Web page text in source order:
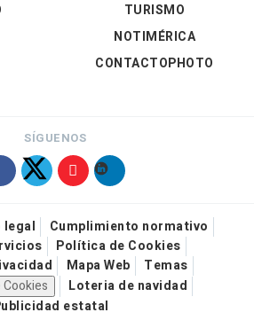
TURISMO
NOTIMÉRICA
CONTACTOPHOTO
SÍGUENOS
legal
Cumplimiento normativo
Política de Cookies
Mapa Web
Temas
Loteria de navidad
estatal